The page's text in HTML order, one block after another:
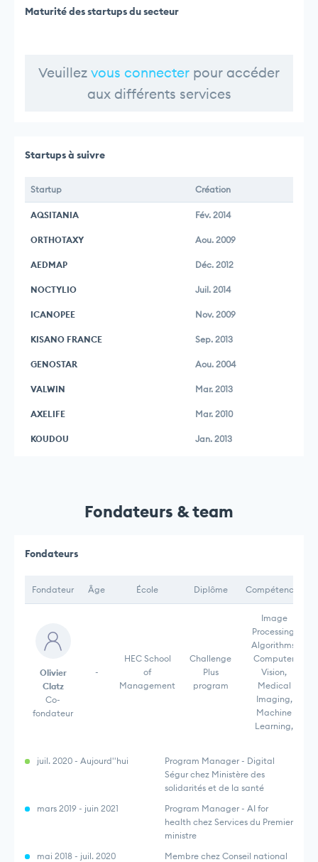
Maturité des startups du secteur
Veuillez vous connecter pour accéder
aux différents services
Startups à suivre
Startup Création
AQSITANIA Fév. 2014
ORTHOTAXY Aou. 2009
AEDMAP Déc. 2012
NOCTYLIO Juil. 2014
ICANOPEE Nov. 2009
KISANO FRANCE Sep. 2013
GENOSTAR Aou. 2004
VALWIN Mar. 2013
AXELIFE Mar. 2010
KOUDOU Jan. 2013
Fondateurs & team
Fondateurs
Fondateur Âge École Diplôme Compétences
Olivier
Clatz
Co-
fondateur
-
HEC School
of
Management
Challenge
Plus
program
Image
Processing,
Algorithms,
Computer
Vision,
Medical
Imaging,
Machine
Learning,
juil. 2020 - Aujourd''hui
Program Manager - Digital
Ségur chez Ministère des
solidarités et de la santé
mars 2019 - juin 2021
Program Manager - AI for
health chez Services du Premier
ministre
mai 2018 - juil. 2020
Membre chez Conseil national